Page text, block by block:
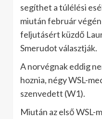
segíthet a túlélési
miután február
feljutásért küzdő
Smerudot választják.
A norvégnak eddig
hoznia, négy WSL-
szenvedett (W1).
Miután az első WSL-